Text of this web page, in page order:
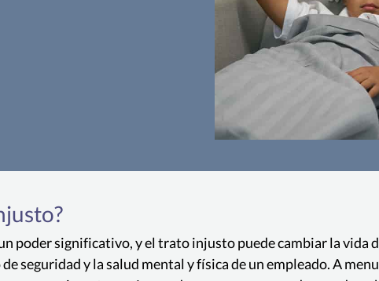
con o sin goce de
poder significativo, y el trato injusto puede cambiar la vida
seguridad y la salud mental y física de un empleado. A